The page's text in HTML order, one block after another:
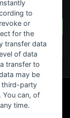
BEWERTUNG
to
or
for the
transfer data
of data
transfer to
may be
third-party
You can, of
time.